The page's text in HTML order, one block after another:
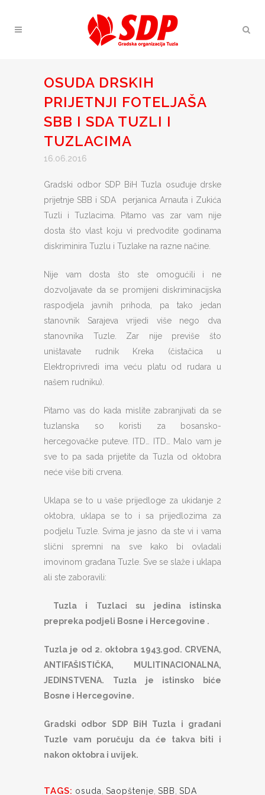
OSUDA DRSKIH
PRIJETNJI FOTELJAŠA
SBB I SDA TUZLI I
TUZLACIMA
16.06.2016
Gradski odbor SDP BiH Tuzla osuđuje drske
prijetnje SBB i SDA perjanica Arnauta i Zukića
Tuzli i Tuzlacima. Pitamo vas zar vam nije
dosta što vlast koju vi predvodite godinama
diskriminira Tuzlu i Tuzlake na razne načine.
Nije vam dosta što ste omogućili i ne
dozvoljavate da se promijeni diskriminacijska
raspodjela javnih prihoda, pa tako jedan
stanovnik Sarajeva vrijedi više nego dva
stanovnika Tuzle. Zar nije previše što
uništavate rudnik Kreka (čistačica u
Elektroprivredi ima veću platu od rudara u
našem rudniku).
Pitamo vas do kada mislite zabranjivati da se
tuzlanska so koristi za bosansko-
hercegovačke puteve. ITD… ITD… Malo vam je
sve to pa sada prijetite da Tuzla od oktobra
neće više biti crvena.
Uklapa se to u vaše prijedloge za ukidanje 2
oktobra, uklapa se to i sa prijedlozima za
podjelu Tuzle. Svima je jasno da ste vi i vama
slični spremni na sve kako bi ovladali
imovinom građana Tuzle. Sve se slaže i uklapa
ali ste zaboravili:
Tuzla i Tuzlaci su jedina istinska
prepreka podjeli Bosne i Hercegovine .
Tuzla je od 2. oktobra 1943.god. CRVENA,
ANTIFAŠISTIČKA, MULITINACIONALNA,
JEDINSTVENA. Tuzla je istinsko biće
Bosne i Hercegovine.
Gradski odbor SDP BiH Tuzla i građani
Tuzle vam poručuju da će takva biti i
nakon oktobra i uvijek.
TAGS: osuda Saopštenje SBB SDA